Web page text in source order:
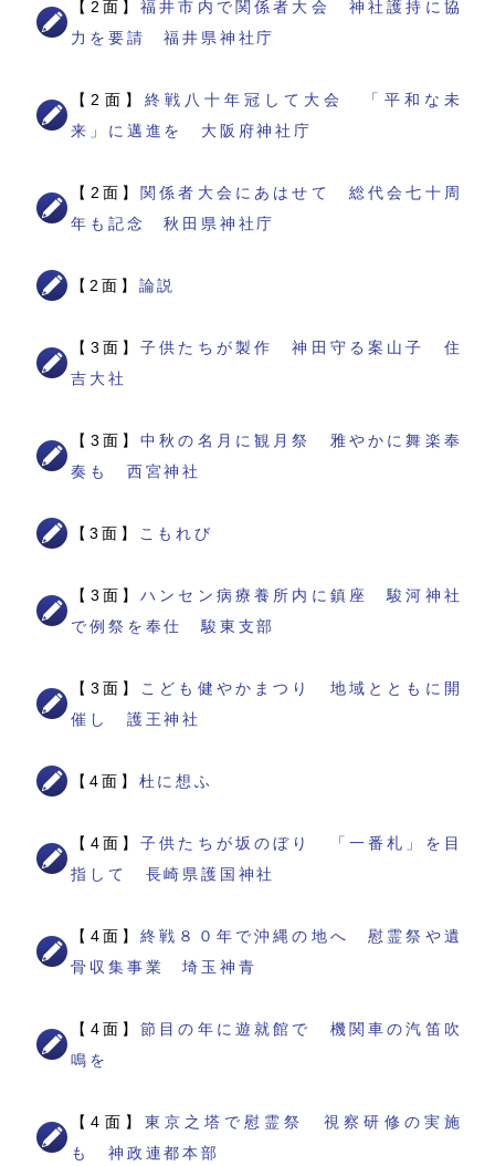
【2面】福井市内で関係者大会 神社護持に協
力を要請 福井県神社庁
【2面】 終戦八十年冠して大会 「平和な未
来」に邁進を 大阪府神社庁
【2面】 関係者大会にあはせて 総代会七十周
年も記念 秋田県神社庁
【2面】 論説
【3面】子供たちが製作 神田守る案山子 住
吉大社
【3面】中秋の名月に観月祭 雅やかに舞楽奉
奏も 西宮神社
【3面】 こもれび
【3面】ハンセン病療養所内に鎮座 駿河神社
で例祭を奉仕 駿東支部
【3面】
こども健やかまつり 地域とともに開
催し 護王神社
【4面】 杜に想ふ
【4面】子供たちが坂のぼり 「一番札」を目
指して 長崎県護国神社
【4面】終戦８０年で沖縄の地へ 慰霊祭や遺
骨収集事業 埼玉神青
【4面】節目の年に遊就館で 機関車の汽笛吹
鳴を
【4面】 東京之塔で慰霊祭 視察研修の実施
も 神政連都本部